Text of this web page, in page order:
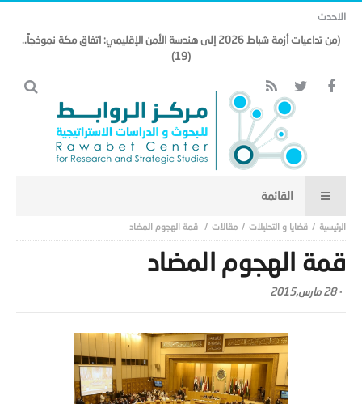
الاحدث
(من تداعيات أزمة شباط 2026 إلى هندسة الأمن الإقليمي: اتفاق مكة نموذجاً..
(19)
قضايا و التحليلات مقالات قمة الهجوم المضاد
قمة الهجوم المضاد
-28 مارس,2015